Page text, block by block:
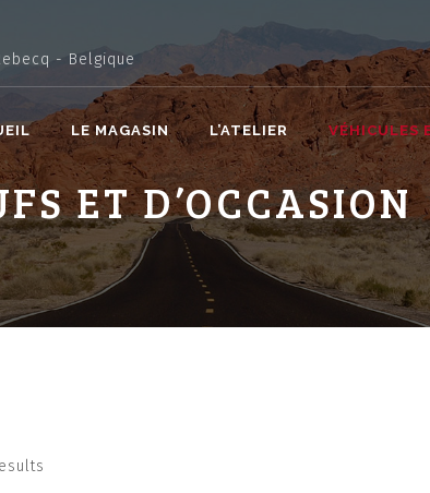
- Belgique
LE MAGASIN L’ATELIER VÉHICULES
ET D’OCCASION